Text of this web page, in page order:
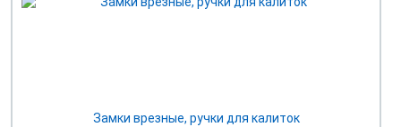
Замки врезные, ручки для калиток